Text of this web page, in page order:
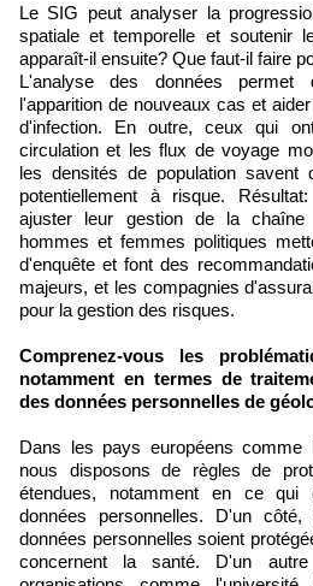
Le SIG peut analyser la
spatiale et temporelle et soutenir
apparaît-il ensuite? Que faut-il faire
L'analyse des données permet
l'apparition de nouveaux cas et
d'infection. En outre, ceux qui
circulation et les flux de voyage
les densités de population
potentiellement à risque.
ajuster leur gestion de la chaîne
hommes et femmes politiques
d'enquête et font des
majeurs, et les compagnies
pour la gestion des risques.
Comprenez-vous les
notamment en termes de
des données personnelles de
Dans les pays européens comme
nous disposons de règles de
étendues, notamment en ce qui
données personnelles. D'un
données personnelles soient
concernent la santé. D'un